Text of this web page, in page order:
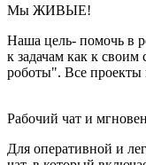
Наша цель- помочь в
к задачам как к
роботы". Все проекты
Для оперативной и
чат, в который
Регламент скорости